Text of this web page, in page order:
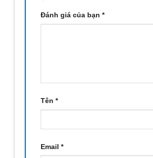
Đánh giá của bạn *
Tên *
Email *